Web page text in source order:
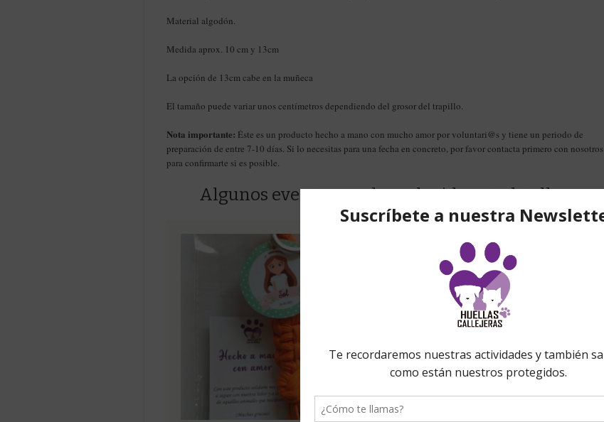
Material algodón.
Medida aprox. 10 cm y 13cm
La opción de 13cm cabe en la muñeca
El tamaño puede variar unos centímetros dependiendo del grosor del trapillo.
Nota importante: Éste es un producto hecho a mano con mucho amor por voluntari@s y tiene un periodo de
preparación de entre 7-10 días. Si lo necesitas para una fecha en concreto, por favor contacta primero con nosotros
para confirmarte si es posible.
Algunos eventos que han elegido este detalle…